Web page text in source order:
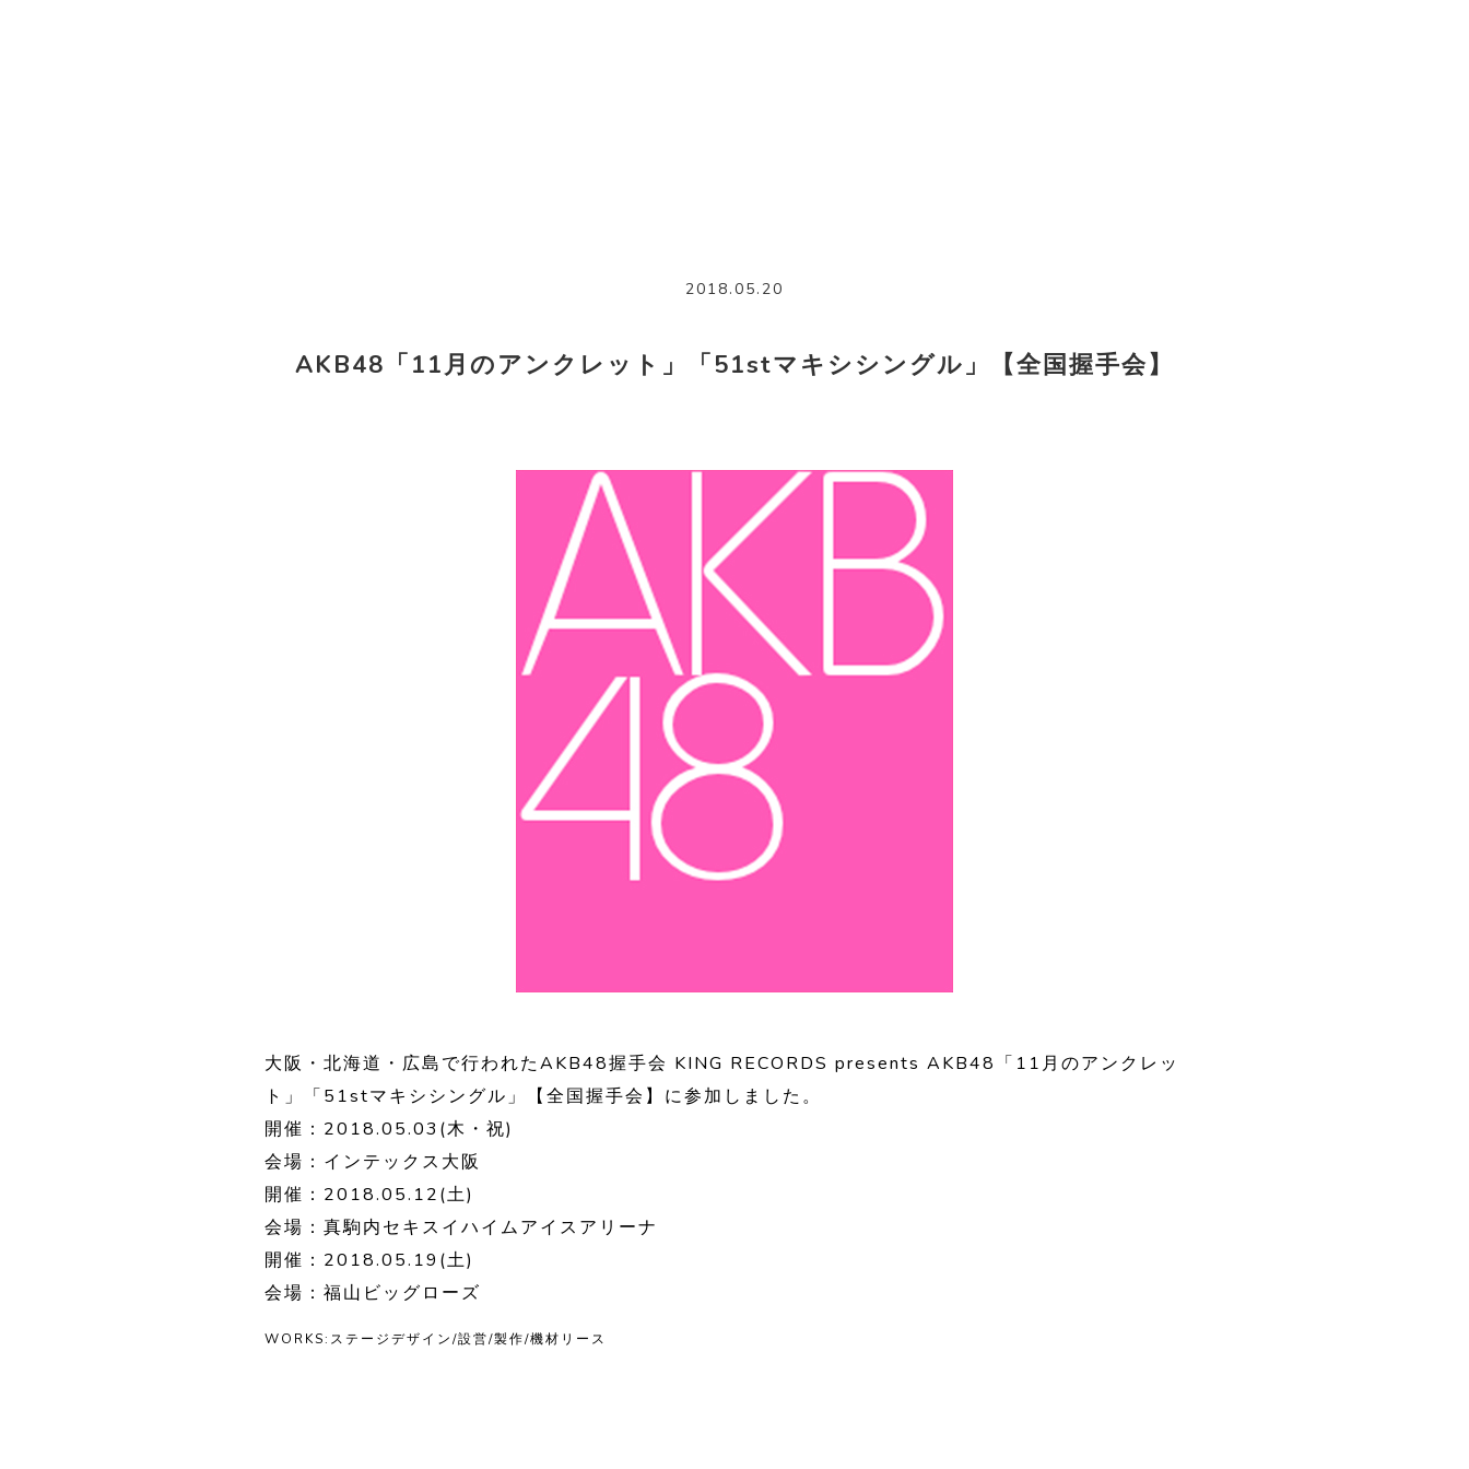
2018.05.20
AKB48「11月のアンクレット」「51stマキシシングル」【全国握手会】
大阪・北海道・広島で行われたAKB48握手会 KING RECORDS presents AKB48「11月のアンクレッ
ト」「51stマキシシングル」【全国握手会】に参加しました。
開催：2018.05.03(木・祝)
会場：インテックス大阪
開催：2018.05.12(土)
会場：真駒内セキスイハイムアイスアリーナ
開催：2018.05.19(土)
会場：福山ビッグローズ
WORKS:ステージデザイン/設営/製作/機材リース